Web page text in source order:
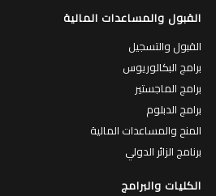
القبول والمساعدات المالية
القبول والتسجيل
برامج البكالوريوس
برامج الماجستير
برامج الدبلوم
المنح والمساعدات المالية
برنامج الزائر الدولي
الكليات والبرامج